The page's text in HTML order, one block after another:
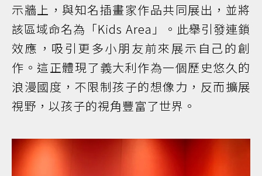
示牆上，與知名插畫家作品共同展出，並將
該區域命名為「Kids Area」。此舉引發連鎖
效應，吸引更多小朋友前來展示自己的創
作。這正體現了義大利作為一個歷史悠久的
浪漫國度，不限制孩子的想像力，反而擴展
視野，以孩子的視角豐富了世界。